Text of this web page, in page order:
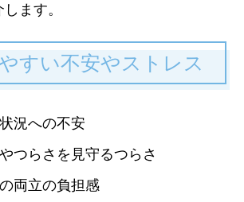
ます。
すい不安やストレス
況への不安
つらさを見守るつらさ
両立の負担感